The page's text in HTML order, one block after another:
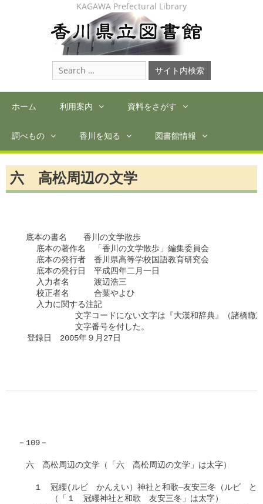
KAGAWA Prefectural Library
Search
for:
ホーム 利用案内 資料をさがす
調べもの 香川を知る 図書館情報
六 高松周辺の文学
底本の書名　　香川の文学散歩
    底本の著作名　「香川の文学散歩」編集委員会
    底本の発行者　香川県高等学校国語教育研究会
    底本の発行日　平成四年二月一日
    入力者名　　　渡辺浩三
    校正者名　　　合葉やよひ
    入力に関する注記
文字コードにない文字は『大漢和辞典』（諸橋轍次著
文字番号を付した。
  登録日　2005年９月27日
－109－
六　高松周辺の文学（「六　高松周辺の文学」は太字）
１　冠纓(ルビ　かんえい）神社と和歌―友安三冬（ルビ　と
（「１　冠纓神社と和歌　友安三冬」は太字）